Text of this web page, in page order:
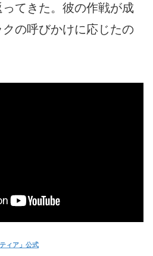
てきた。彼の作戦が成
の呼びかけに応じたの
ィア」公式